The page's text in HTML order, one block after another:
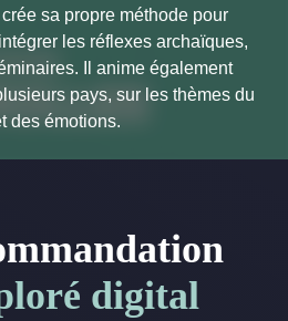
sa propre méthode pour
les réflexes archaïques,
Il anime également
pays, sur les thèmes du
des émotions.
digital